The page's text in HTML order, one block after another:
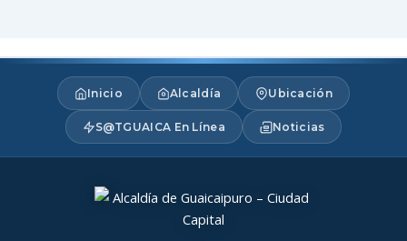
Inicio Alcaldía Ubicación
S@TGUAICA En Línea Noticias